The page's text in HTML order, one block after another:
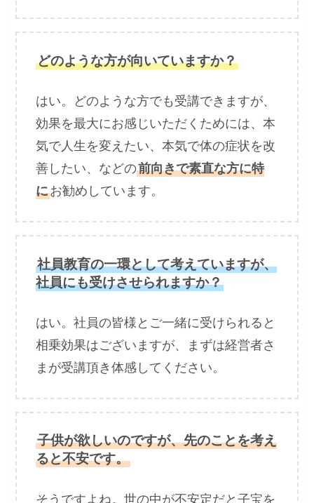
どのような方が向いていますか？
はい。どのような方でも受講できますが、
効果を最大にお感じいただくためには、本
気で人生を変えたい、本気で体の症状を改
善したい、などの前向きで素直な方に特
にお勧めしています。
社員教育の一環として考えていますが、
社員にも受けさせられますか？
はい。社員の皆様とご一緒に受けられると
相乗効果はございますが、まずは経営者さ
まが受講頂き体感してください。
子供が欲しいのですが、先のことを考え
ると不安です。
そうですよね。世の中が不安定だと子宝を